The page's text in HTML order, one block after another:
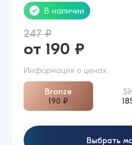
В наличии
247 ₽
от 190 ₽
Информация о ценах:
Bronze
190 ₽
Выбрать